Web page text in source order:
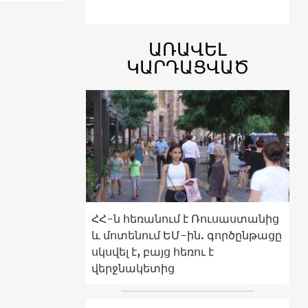
ԱՌԱՎԵԼ
ԿԱՐԴԱՑՎԱԾ
ՀՀ-ն հեռանում է Ռուսաստանից
և մոտենում ԵՄ-ին. գործընթացը
սկսվել է, բայց հեռու է
վերջնակետից